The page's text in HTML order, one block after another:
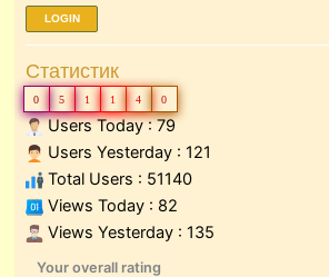
LOGIN
Статистик
0 5 1 1 4 0
Users Today : 79
Users Yesterday : 121
Total Users : 51140
Views Today : 82
Views Yesterday : 135
Your overall rating